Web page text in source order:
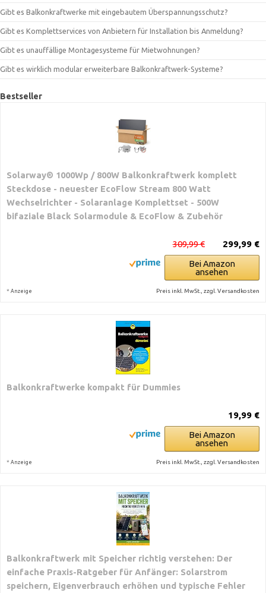
Gibt es Balkonkraftwerke mit eingebautem Überspannungsschutz?
Gibt es Komplettservices von Anbietern für Installation bis Anmeldung?
Gibt es unauffällige Montagesysteme für Mietwohnungen?
Gibt es wirklich modular erweiterbare Balkonkraftwerk-Systeme?
Bestseller
Solarway® 1000Wp / 800W Balkonkraftwerk komplett
Steckdose - neuester EcoFlow Stream 800 Watt
Wechselrichter - Solaranlage Komplettset - 500W
bifaziale Black Solarmodule & EcoFlow & Zubehör
299,99 €
309,99 €
Bei Amazon
ansehen
* Anzeige Preis inkl. MwSt., zzgl. Versandkosten
Balkonkraftwerke kompakt für Dummies
19,99 €
Bei Amazon
ansehen
* Anzeige Preis inkl. MwSt., zzgl. Versandkosten
Balkonkraftwerk mit Speicher richtig verstehen: Der
einfache Praxis-Ratgeber für Anfänger: Solarstrom
speichern, Eigenverbrauch erhöhen und typische Fehler